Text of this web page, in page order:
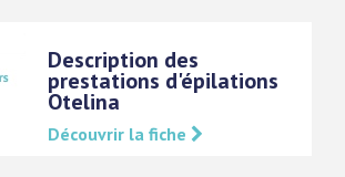
Description des
prestations d'épilations
Otelina
Découvrir la fiche